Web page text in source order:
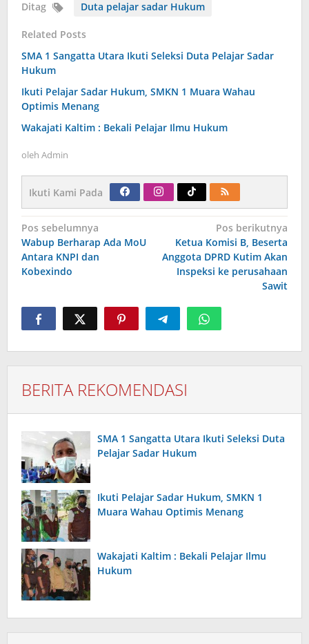
Ditag Duta pelajar sadar Hukum
Related Posts
SMA 1 Sangatta Utara Ikuti Seleksi Duta Pelajar Sadar
Hukum
Ikuti Pelajar Sadar Hukum, SMKN 1 Muara Wahau
Optimis Menang
Wakajati Kaltim : Bekali Pelajar Ilmu Hukum
oleh Admin
Ikuti Kami Pada
Navigasi
pos
Pos sebelumnya
Wabup Berharap Ada MoU
Antara KNPI dan
Kobexindo
Pos berikutnya
Ketua Komisi B, Beserta
Anggota DPRD Kutim Akan
Inspeksi ke perusahaan
Sawit
BERITA REKOMENDASI
SMA 1 Sangatta Utara Ikuti Seleksi Duta
Pelajar Sadar Hukum
Ikuti Pelajar Sadar Hukum, SMKN 1
Muara Wahau Optimis Menang
Wakajati Kaltim : Bekali Pelajar Ilmu
Hukum